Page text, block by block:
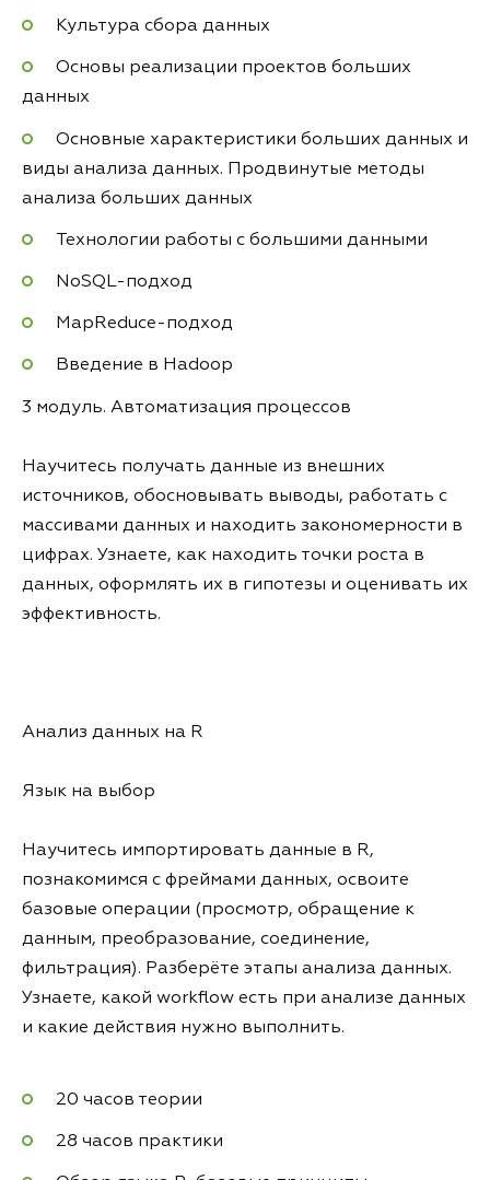
Культура сбора данных
Основы реализации проектов больших
данных
Основные характеристики больших данных и
виды анализа данных. Продвинутые методы
анализа больших данных
Технологии работы с большими данными
NoSQL-подход
MapReduce-подход
Введение в Hadoop
3 модуль. Автоматизация процессов
Научитесь получать данные из внешних
источников, обосновывать выводы, работать с
массивами данных и находить закономерности в
цифрах. Узнаете, как находить точки роста в
данных, оформлять их в гипотезы и оценивать их
эффективность.
Анализ данных на R
Язык на выбор
Научитесь импортировать данные в R,
познакомимся с фреймами данных, освоите
базовые операции (просмотр, обращение к
данным, преобразование, соединение,
фильтрация). Разберёте этапы анализа данных.
Узнаете, какой workflow есть при анализе данных
и какие действия нужно выполнить.
20 часов теории
28 часов практики